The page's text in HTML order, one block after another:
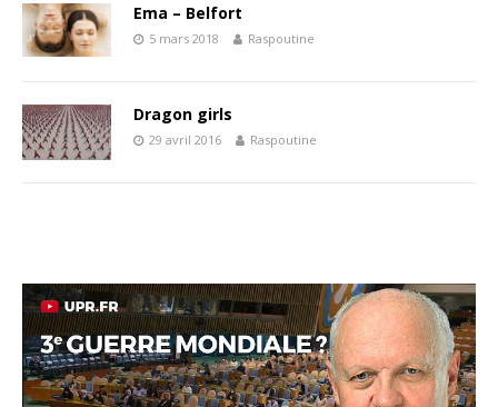
Ema – Belfort
5 mars 2018 Raspoutine
Dragon girls
29 avril 2016 Raspoutine